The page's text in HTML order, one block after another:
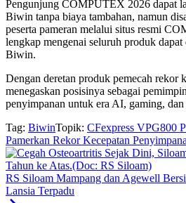
Pengunjung COMPUTEX 2026 dapat
Biwin tanpa biaya tambahan, namun
peserta pameran melalui situs resmi
lengkap mengenai seluruh produk
Biwin.
Dengan deretan produk pemecah rekor
menegaskan posisinya sebagai
penyimpanan untuk era AI, gaming, dan
Tag: BiwinTopik: CFexpress VPG800
Pamerkan Rekor Kecepatan
RS Siloam Mampang dan Agewell
Lansia Terpadu